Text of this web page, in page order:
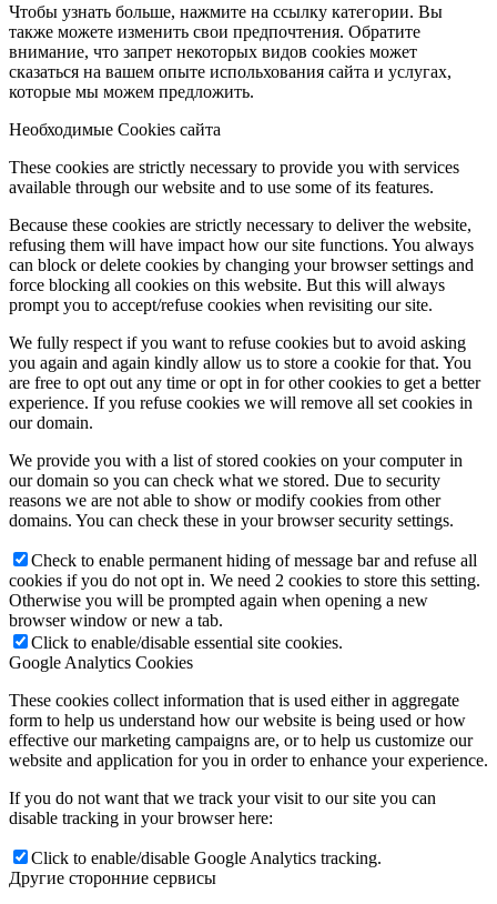
Чтобы узнать больше, нажмите на ссылку категории. Вы
также можете изменить свои предпочтения. Обратите
внимание, что запрет некоторых видов cookies может
сказаться на вашем опыте испольхования сайта и услугах,
которые мы можем предложить.
Необходимые Cookies сайта
These cookies are strictly necessary to provide you with services
available through our website and to use some of its features.
Because these cookies are strictly necessary to deliver the website,
refusing them will have impact how our site functions. You always
can block or delete cookies by changing your browser settings and
force blocking all cookies on this website. But this will always
prompt you to accept/refuse cookies when revisiting our site.
We fully respect if you want to refuse cookies but to avoid asking
you again and again kindly allow us to store a cookie for that. You
are free to opt out any time or opt in for other cookies to get a better
experience. If you refuse cookies we will remove all set cookies in
our domain.
We provide you with a list of stored cookies on your computer in
our domain so you can check what we stored. Due to security
reasons we are not able to show or modify cookies from other
domains. You can check these in your browser security settings.
Check to enable permanent hiding of message bar and refuse all
cookies if you do not opt in. We need 2 cookies to store this setting.
Otherwise you will be prompted again when opening a new
browser window or new a tab.
Click to enable/disable essential site cookies.
Google Analytics Cookies
These cookies collect information that is used either in aggregate
form to help us understand how our website is being used or how
effective our marketing campaigns are, or to help us customize our
website and application for you in order to enhance your experience.
If you do not want that we track your visit to our site you can
disable tracking in your browser here:
Click to enable/disable Google Analytics tracking.
Другие сторонние сервисы